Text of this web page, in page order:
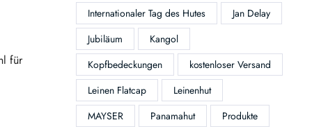
für
Internationaler Tag des Hutes
Jan Delay
Jubiläum
Kangol
Kopfbedeckungen
kostenloser Versand
Leinen Flatcap
Leinenhut
MAYSER
Panamahut
Produkte